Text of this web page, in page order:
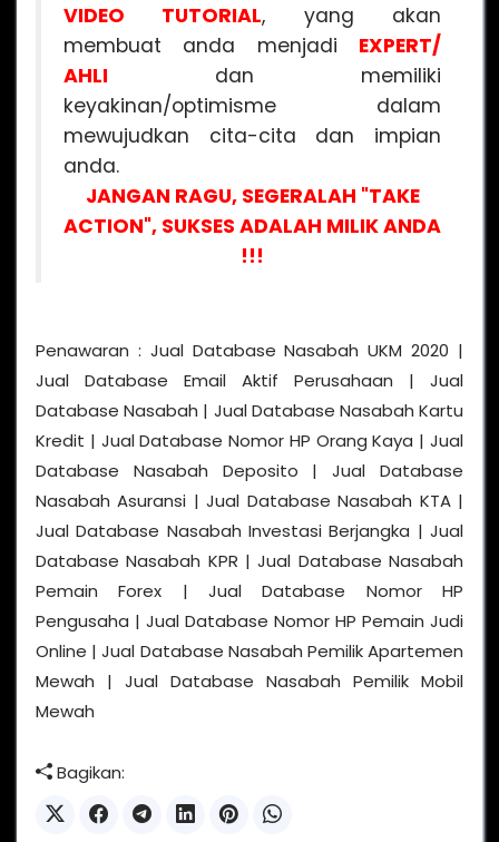
VIDEO
TUTORIAL, yang akan
membuat anda menjadi EXPERT/
AHLI dan memiliki
keyakinan/optimisme dalam
mewujudkan cita-cita dan impian
anda.
JANGAN RAGU, SEGERALAH "TAKE
ACTION", SUKSES ADALAH MILIK ANDA
!!!
Penawaran : Jual Database Nasabah UKM 2020 |
Jual Database Email Aktif Perusahaan | Jual
Database Nasabah | Jual Database Nasabah Kartu
Kredit | Jual Database Nomor HP Orang Kaya | Jual
Database Nasabah Deposito | Jual Database
Nasabah Asuransi | Jual Database Nasabah KTA |
Jual Database Nasabah Investasi Berjangka | Jual
Database Nasabah KPR | Jual Database Nasabah
Pemain Forex | Jual Database Nomor HP
Pengusaha | Jual Database Nomor HP Pemain Judi
Online | Jual Database Nasabah Pemilik Apartemen
Mewah | Jual Database Nasabah Pemilik Mobil
Mewah
Bagikan: